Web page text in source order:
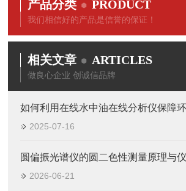
产品分类 PRODUCT
我们相信好的产品是信誉的保证！
相关文章 ARTICLES
做良心企业 创诚信品牌
如何利用在线水中油在线分析仪保障
2025-07-16
圆偏振光谱仪的圆二色性测量原理与
2026-06-21